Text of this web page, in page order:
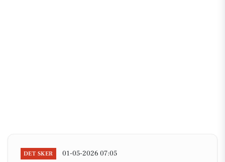
DET SKER 01-05-2026 07:05